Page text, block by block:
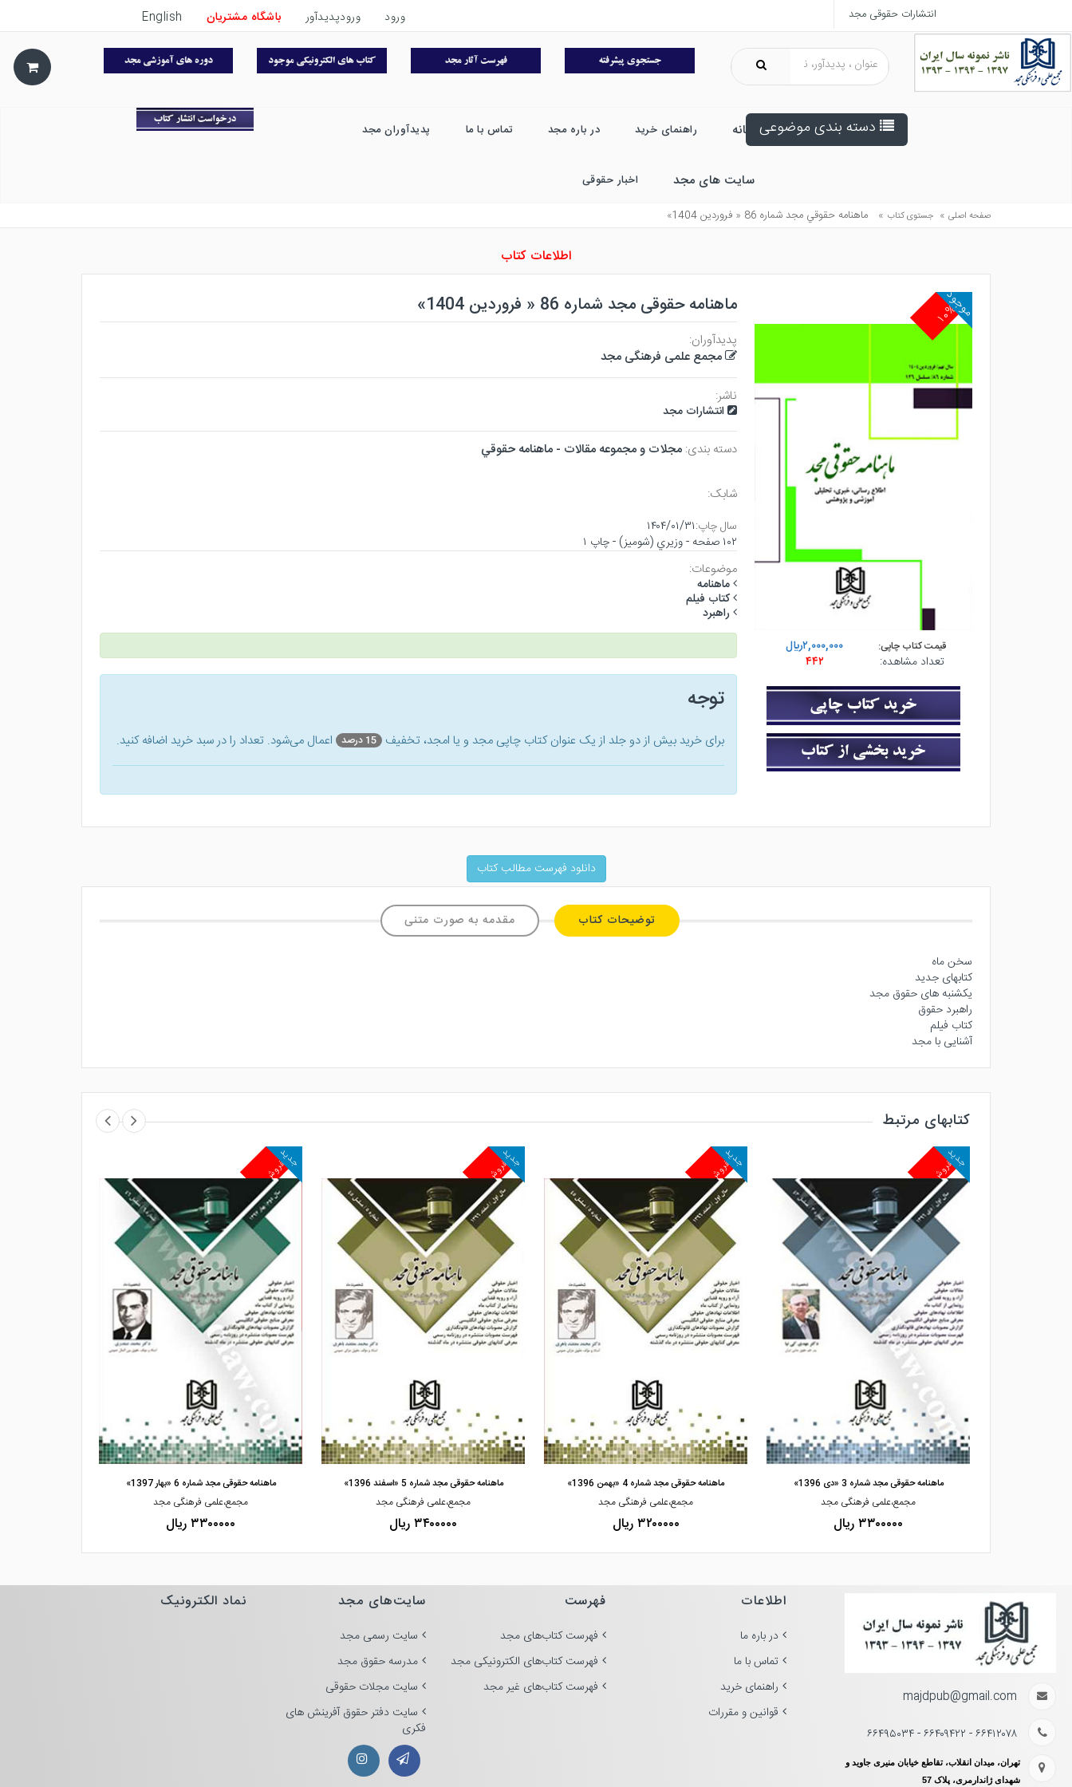
انتشارات حقوقی مجد ورود ورودپدیدآور باشگاه مشتریان English
دسته بندی موضوعی خانه راهنمای خرید در باره مجد تماس با ما پدیدآوران مجد
سایت های مجد اخبار حقوقی
صفحه اصلی » جستوی کتاب » ماهنامه حقوقي مجد شماره 86 « فروردين 1404»
اطلاعات کتاب
۱۰%
موجود
قیمت کتاب چاپی:
۲,۰۰۰,۰۰۰ريال
تعداد مشاهده:
۴۴۲
ماهنامه حقوقی مجد شماره 86 « فروردین 1404»
پدیدآوران:
مجمع علمی فرهنگی مجد
ناشر:
انتشارات مجد
دسته بندی:مجلات و مجموعه مقالات - ماهنامه حقوقي
شابک:
سال چاپ:۱۴۰۴/۰۱/۳۱
۱۰۲ صفحه - وزيري (شوميز) - چاپ ۱
موضوعات:
ماهنامه
كتاب فيلم
راهبرد
توجه
برای خرید بیش از دو جلد از یک عنوان کتاب‌ چاپی مجد و یا امجد، تخفیف 15 درصد اعمال می‌شود. تعداد را در سبد خرید اضافه کنید.
دانلود فهرست مطالب کتاب
توضیحات کتاب مقدمه به صورت متنی
سخن ماه
کتابهای جدید
یکشنبه های حقوق مجد
راهبرد حقوق
کتاب فیلم
آشنایی با مجد
کتابهای مرتبط
مشاهده و خرید
پرفروش
جدید
مشاهده و خرید
ماهنامه حقوقی مجد شماره 3 «دی 1396»
مجمع،علمی فرهنگی مجد
۳۳۰۰۰۰۰ ریال
پرفروش
جدید
مشاهده و خرید
ماهنامه حقوقی مجد شماره 4 «بهمن 1396»
مجمع،علمی فرهنگی مجد
۳۲۰۰۰۰۰ ریال
پرفروش
جدید
مشاهده و خرید
ماهنامه حقوقی مجد شماره 5 «اسفند 1396»
مجمع،علمی فرهنگی مجد
۳۴۰۰۰۰۰ ریال
پرفروش
جدید
ماهنامه حقوقی مجد شماره 6 «بهار 1397»
مجمع،علمی فرهنگی مجد
۳۳۰۰۰۰۰ ریال
majdpub@gmail.com
۶۶۴۱۲۰۷۸ - ۶۶۴۰۹۴۲۲ - ۶۶۴۹۵۰۳۴
تهران، میدان انقلاب، تقاطع خیابان منیری جاوید و
شهدای ژاندارمری، پلاک 57
اطلاعات
در باره ما
تماس با ما
راهنمای خرید
قوانین و مقررات
فهرست
فهرست کتاب‌های مجد
فهرست کتاب‌های الکترونیکی مجد
فهرست کتاب‌های غیر مجد
سایت‌های مجد
سایت رسمی مجد
مدرسه حقوق مجد
سایت مجلات حقوقی
سایت دفتر حقوق آفرینش های
فکری
نماد الکترونیک